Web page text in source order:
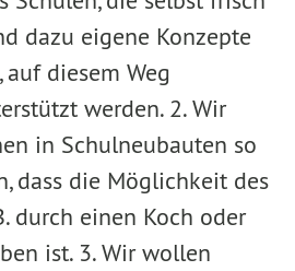
dazu eigene Konzepte
diesem Weg
werden. 2. Wir
in Schulneubauten so
dass die Möglichkeit des
durch einen Koch oder
ist. 3. Wir wollen